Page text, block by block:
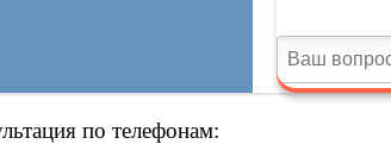
по телефонам: